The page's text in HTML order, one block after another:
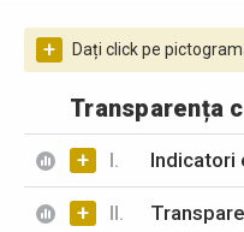
+ Dați click pe
Transparența
+ I. Indicatori
+ II.